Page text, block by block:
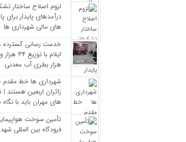
لزوم اصلاح ساختار
درآمدهای پایدار برای
های مالی شهرداری‌ ها
خدمت رسانی گسترده
هزار بطری آب معدنی
شهرداری‌ ها خط
زائران اربعین هستند
‌های مهران باید با
تأمین سوخت
فرودگاه بین المللی